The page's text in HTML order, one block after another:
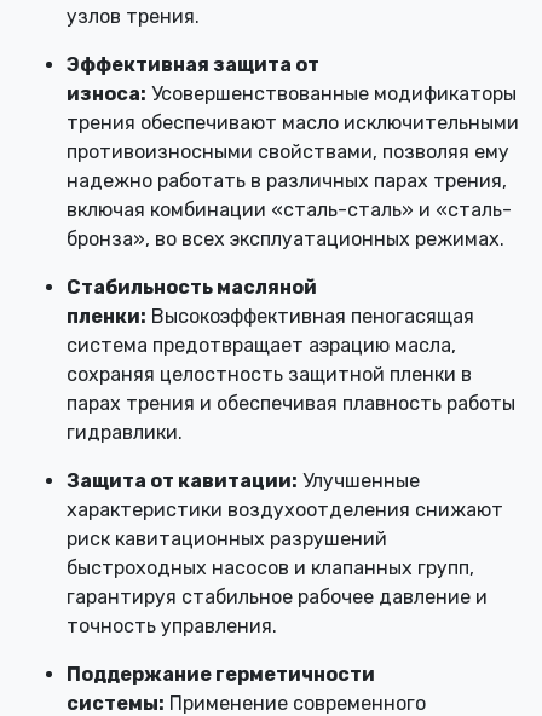
узлов трения.
Эффективная защита от
износа: Усовершенствованные модификаторы
трения обеспечивают масло исключительными
противоизносными свойствами, позволяя ему
надежно работать в различных парах трения,
включая комбинации «сталь-сталь» и «сталь-
бронза», во всех эксплуатационных режимах.
Стабильность масляной
пленки: Высокоэффективная пеногасящая
система предотвращает аэрацию масла,
сохраняя целостность защитной пленки в
парах трения и обеспечивая плавность работы
гидравлики.
Защита от кавитации: Улучшенные
характеристики воздухоотделения снижают
риск кавитационных разрушений
быстроходных насосов и клапанных групп,
гарантируя стабильное рабочее давление и
точность управления.
Поддержание герметичности
системы: Применение современного